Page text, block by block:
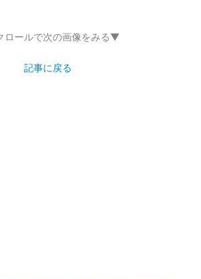
ロールで次の画像をみる▼
記事に戻る